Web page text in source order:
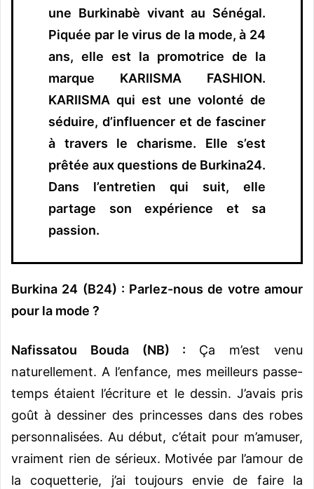
une Burkinabè vivant au Sénégal.
Piquée par le virus de la mode, à 24
ans, elle est la promotrice de la
marque KARIISMA FASHION.
KARIISMA qui est une volonté de
séduire, d’influencer et de fasciner
à travers le charisme.
Elle s’est
prêtée aux questions de Burkina24.
Dans l’entretien qui suit, elle
partage son expérience et sa
passion.
Burkina 24 (B24) : Parlez-nous de votre amour
pour la mode ?
Nafissatou Bouda (NB) : Ça m’est venu
naturellement. A l’enfance, mes meilleurs passe-
temps étaient l’écriture et le dessin. J’avais pris
goût à dessiner des princesses dans des robes
personnalisées. Au début, c’était pour m’amuser,
vraiment rien de sérieux. Motivée par l’amour de
la coquetterie, j’ai toujours envie de faire la